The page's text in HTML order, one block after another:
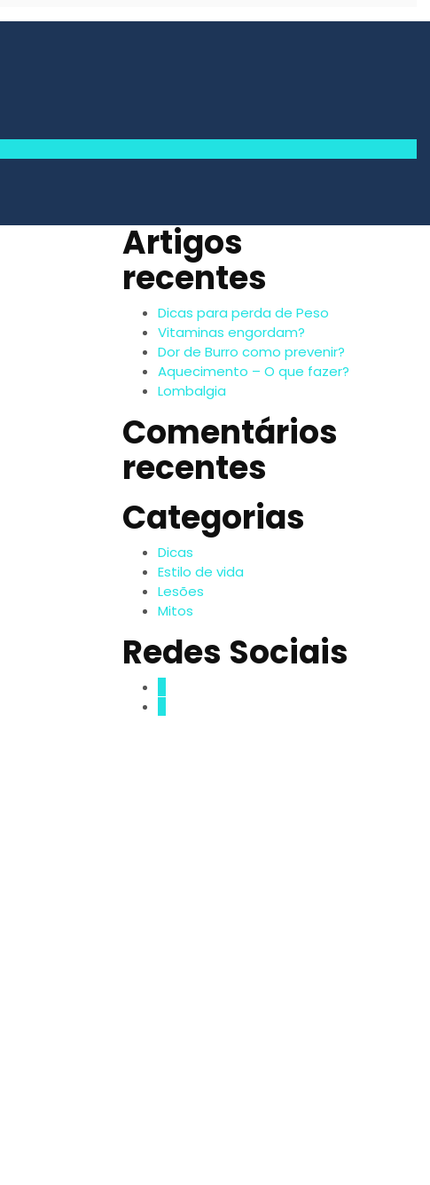
Artigos
recentes
Dicas para perda de Peso
Vitaminas engordam?
Dor de Burro como prevenir?
Aquecimento – O que fazer?
Lombalgia
Comentários
recentes
Categorias
Dicas
Estilo de vida
Lesões
Mitos
Redes Sociais